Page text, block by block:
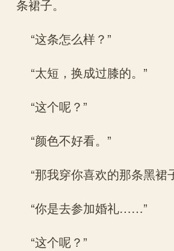
条裙子。
“这条怎么样？”
“太短，换成过膝的。”
“这个呢？”
“颜色不好看。”
“那我穿你喜欢的那条黑裙
“你是去参加婚礼……”
“这个呢？”